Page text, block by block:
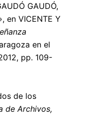
GAUDÓ,
en VICENTE Y
en el
pp. 109-
de los
de Archivos,